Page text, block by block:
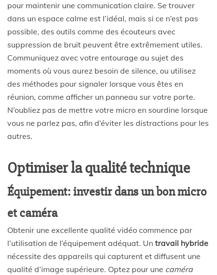
pour maintenir une communication claire. Se trouver
dans un espace calme est l’idéal, mais si ce n’est pas
possible, des outils comme des écouteurs avec
suppression de bruit peuvent être extrêmement utiles.
Communiquez avec votre entourage au sujet des
moments où vous aurez besoin de silence, ou utilisez
des méthodes pour signaler lorsque vous êtes en
réunion, comme afficher un panneau sur votre porte.
N’oubliez pas de mettre votre micro en sourdine lorsque
vous ne parlez pas, afin d’éviter les distractions pour les
autres.
Optimiser la qualité technique
Équipement: investir dans un bon micro
et caméra
Obtenir une excellente qualité vidéo commence par
l’utilisation de l’équipement adéquat. Un travail hybride
nécessite des appareils qui capturent et diffusent une
qualité d’image supérieure. Optez pour une caméra